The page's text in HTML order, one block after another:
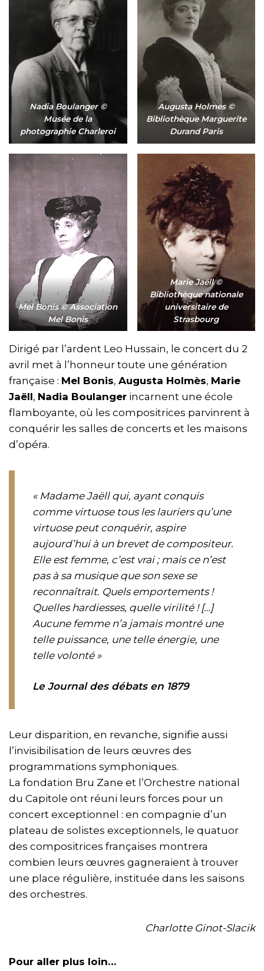
Nadia Boulanger ©
Musée de la
photographie Charleroi
Augusta Holmes ©
Bibliothèque Marguerite
Durand Paris
Mel Bonis © Association
Mel Bonis
Marie Jaëll ©
Bibliothèque nationale
universitaire de
Strasbourg
Dirigé par l’ardent Leo Hussain, le concert du 2
avril met à l’honneur toute une génération
française : Mel Bonis, Augusta Holmès, Marie
Jaëll, Nadia Boulanger incarnent une école
flamboyante, où les compositrices parvinrent à
conquérir les salles de concerts et les maisons
d’opéra.
« Madame Jaëll qui, ayant conquis
comme virtuose tous les lauriers qu’une
virtuose peut conquérir, aspire
aujourd’hui à un brevet de compositeur.
Elle est femme, c’est vrai ; mais ce n’est
pas à sa musique que son sexe se
reconnaîtrait. Quels emportements !
Quelles hardiesses, quelle virilité ! […]
Aucune femme n’a jamais montré une
telle puissance, une telle énergie, une
telle volonté»
Le Journal des débats en 1879
Leur disparition, en revanche, signifie aussi
l’invisibilisation de leurs œuvres des
programmations symphoniques.
La fondation Bru Zane et l’Orchestre national
du Capitole ont réuni leurs forces pour un
concert exceptionnel : en compagnie d’un
plateau de solistes exceptionnels, le quatuor
des compositrices françaises montrera
combien leurs œuvres gagneraient à trouver
une place régulière, instituée dans les saisons
des orchestres.
Charlotte Ginot-Slacik
Pour aller plus loin…